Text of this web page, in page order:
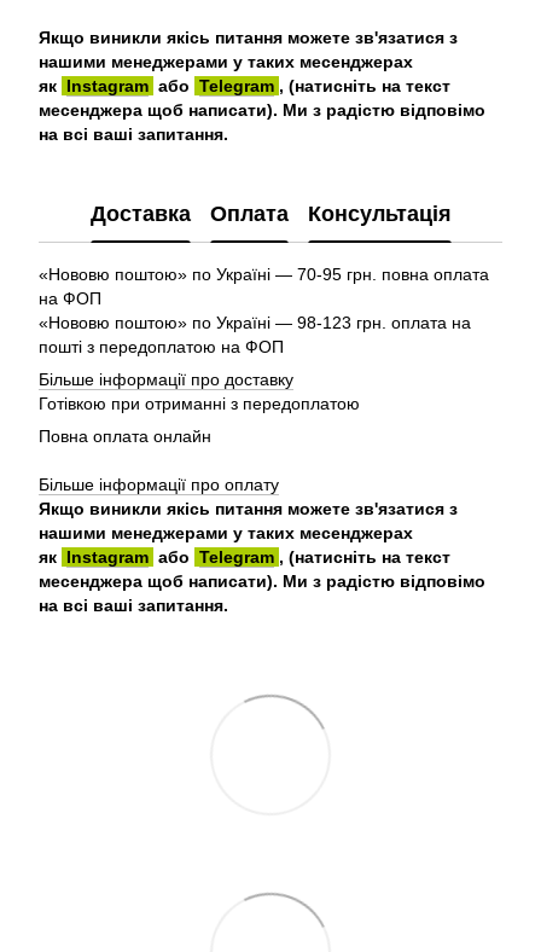
Якщо виникли якісь питання можете зв'язатися з
нашими менеджерами у таких месенджерах
як Instagram або Telegram , (натисніть на текст
месенджера щоб написати). Ми з радістю відповімо
на всі ваші запитання.
Доставка Оплата Консультація
«Нововю поштою» по Україні — 70-95 грн. повна оплата
на ФОП
«Нововю поштою» по Україні — 98-123 грн. оплата на
пошті з передоплатою на ФОП
Більше інформації про доставку
Готівкою при отриманні з передоплатою
Повна оплата онлайн
Більше інформації про оплату
Якщо виникли якісь питання можете зв'язатися з
нашими менеджерами у таких месенджерах
як Instagram або Telegram , (натисніть на текст
месенджера щоб написати). Ми з радістю відповімо
на всі ваші запитання.